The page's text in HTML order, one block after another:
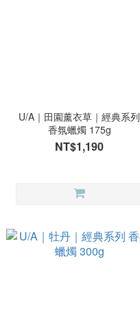
U/A｜田園薰衣草｜經典系列
香氛蠟燭 175g
NT$1,190